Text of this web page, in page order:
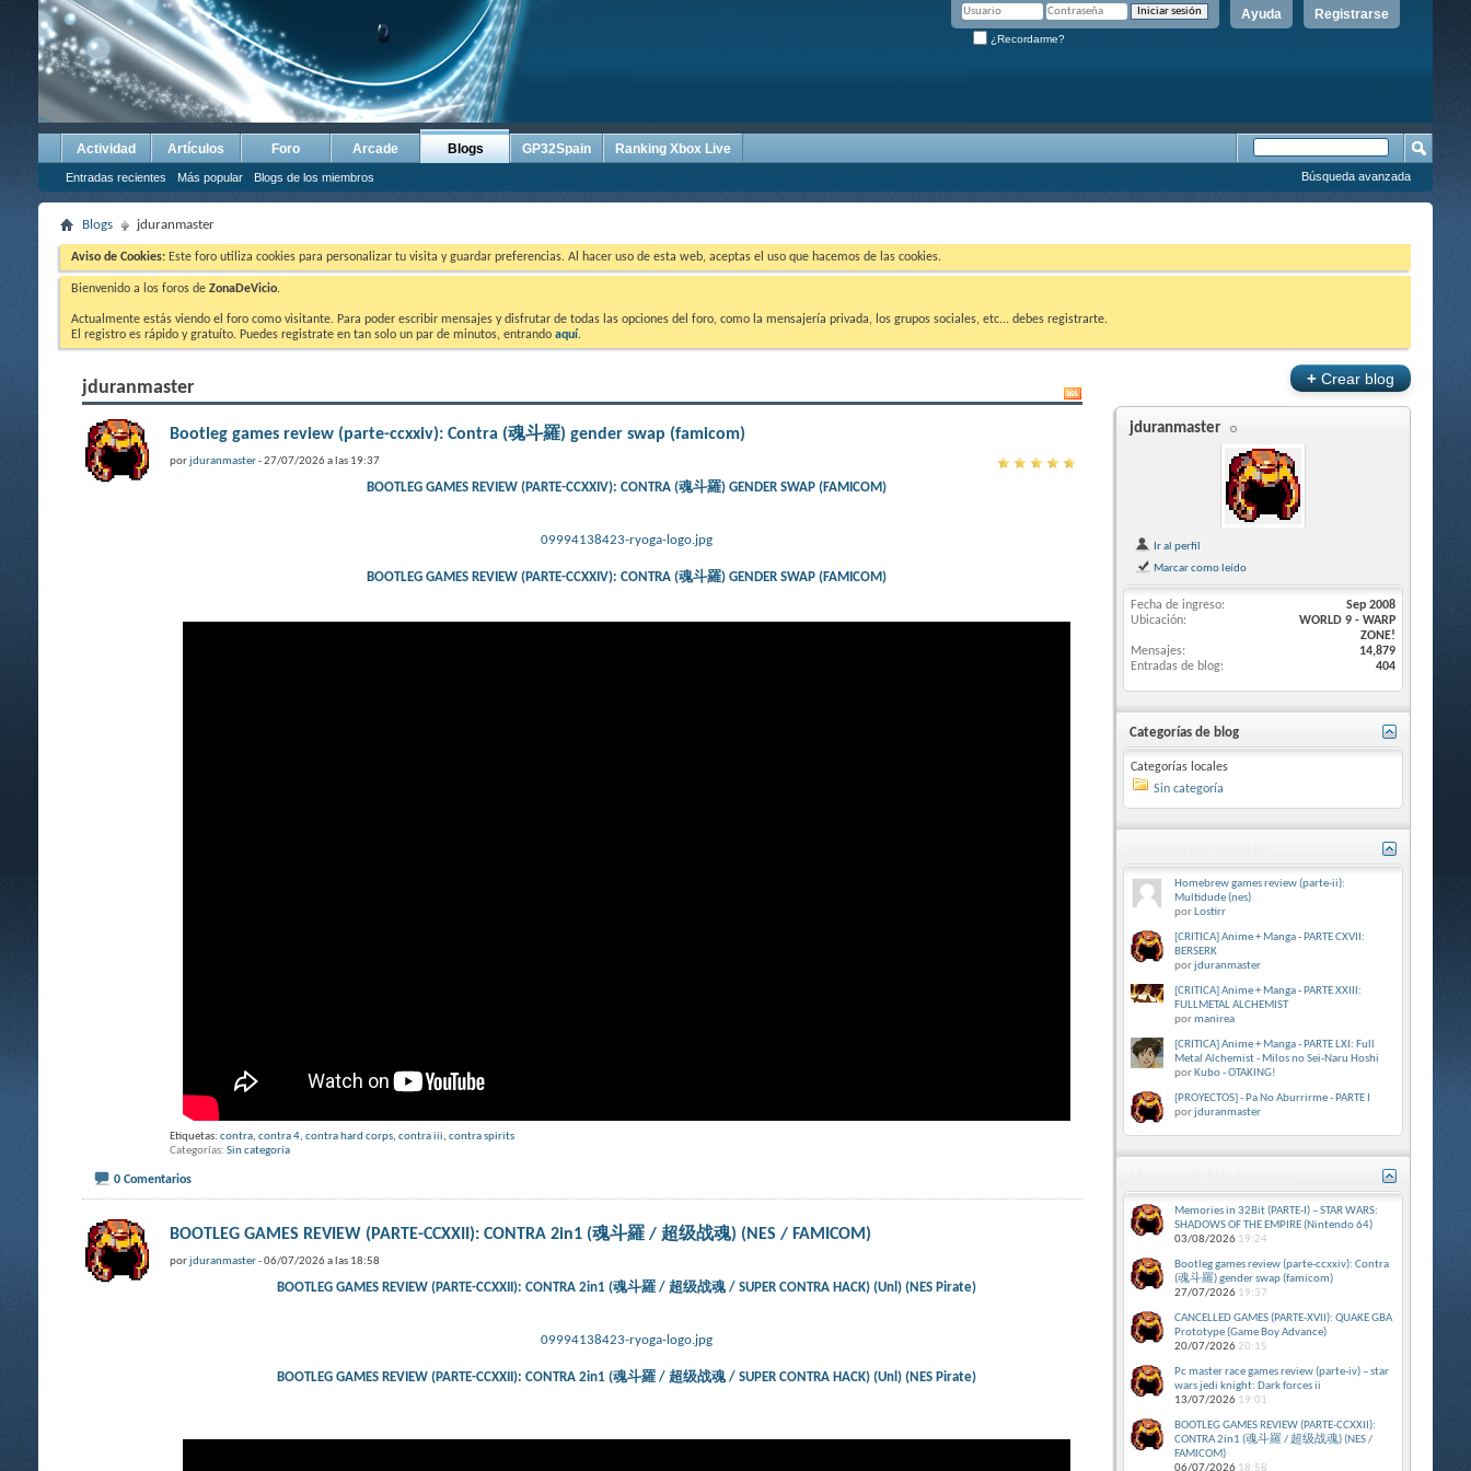
Registrarse
Ayuda
¿Recordarme?
Actividad Artículos Foro Arcade Blogs
Entradas recientes Más popular Blogs de los miembros
GP32Spain Ranking Xbox Live
Búsqueda avanzada
Blogs jduranmaster
Aviso de Cookies: Este foro utiliza cookies para personalizar tu visita y guardar preferencias. Al hacer uso de esta web, aceptas el uso que hacemos de las cookies.
Bienvenido a los foros de ZonaDeVicio.
Actualmente estás viendo el foro como visitante. Para poder escribir mensajes y disfrutar de todas las opciones del foro, como la mensajería privada, los grupos sociales, etc... debes registrarte.
El registro es rápido y gratuíto. Puedes registrate en tan solo un par de minutos, entrando aquí.
jduranmaster
Bootleg games review (parte-ccxxiv): Contra (魂斗羅) gender swap (famicom)
porjduranmaster- 27/07/2026 a las 19:37
BOOTLEG GAMES REVIEW (PARTE-CCXXIV): CONTRA (魂斗羅) GENDER SWAP (FAMICOM)
09994138423-ryoga-logo.jpg
BOOTLEG GAMES REVIEW (PARTE-CCXXIV): CONTRA (魂斗羅) GENDER SWAP (FAMICOM)
Etiquetas: contra, contra 4, contra hard corps, contra iii, contra spirits
Categorías Sin categoría
0 Comentarios
BOOTLEG GAMES REVIEW (PARTE-CCXXII): CONTRA 2in1 (魂斗羅 / 超级战魂) (NES / FAMICOM)
porjduranmaster- 06/07/2026 a las 18:58
BOOTLEG GAMES REVIEW (PARTE-CCXXII): CONTRA 2in1 (魂斗羅 / 超级战魂 / SUPER CONTRA HACK) (Unl) (NES Pirate)
09994138423-ryoga-logo.jpg
BOOTLEG GAMES REVIEW (PARTE-CCXXII): CONTRA 2in1 (魂斗羅 / 超级战魂 / SUPER CONTRA HACK) (Unl) (NES Pirate)
+Crear blog
jduranmaster
Ir al perfil
Marcar como leído
Fecha de ingreso
Sep 2008
Ubicación
WORLD 9 - WARP
ZONE!
Mensajes
14,879
Entradas de blog
404
Categorías de blog
Categorías locales
Sin categoría
Homebrew games review (parte-ii):
Multidude (nes)
por Lostirr
[CRITICA] Anime + Manga - PARTE CXVII:
BERSERK
porjduranmaster
[CRITICA] Anime + Manga - PARTE XXIII:
FULLMETAL ALCHEMIST
pormanirea
[CRITICA] Anime + Manga - PARTE LXI: Full
Metal Alchemist - Milos no Sei-Naru Hoshi
por Kubo - OTAKING!
[PROYECTOS] - Pa No Aburrirme - PARTE I
porjduranmaster
Memories in 32Bit (PARTE-I) – STAR WARS:
SHADOWS OF THE EMPIRE (Nintendo 64)
03/08/2026 19:24
Bootleg games review (parte-ccxxiv): Contra
(魂斗羅) gender swap (famicom)
27/07/2026 19:37
CANCELLED GAMES (PARTE-XVII): QUAKE GBA
Prototype (Game Boy Advance)
20/07/2026 20:15
Pc master race games review (parte-iv) – star
wars jedi knight: Dark forces ii
13/07/2026 19:01
BOOTLEG GAMES REVIEW (PARTE-CCXXII):
CONTRA 2in1 (魂斗羅 / 超级战魂) (NES /
FAMICOM)
06/07/2026 18:58